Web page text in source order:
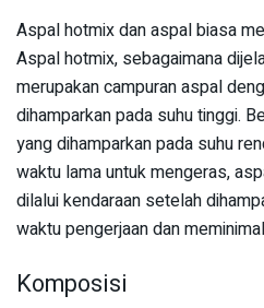
Aspal hotmix dan aspal biasa
Aspal hotmix, sebagaimana
merupakan campuran aspal
dihamparkan pada suhu tinggi.
yang dihamparkan pada suhu
waktu lama untuk mengeras,
dilalui kendaraan setelah
waktu pengerjaan dan
Komposisi